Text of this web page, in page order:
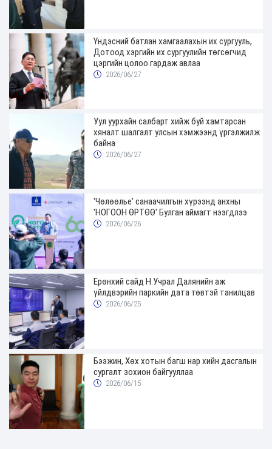
Үндэсний батлан хамгаалахын их сургууль,
Дотоод хэргийн их сургуулийн төгсөгчид
цэргийн цолоо гардаж авлаа
2026/06/27
Уул уурхайн салбарт хийж буй хамтарсан
хяналт шалгалт улсын хэмжээнд үргэлжилж
байна
2026/06/27
'Чөлөөлье' санаачилгын хүрээнд анхны
'НОГООН ӨРТӨӨ' Булган аймагт нээгдлээ
2026/06/26
Ерөнхий сайд Н.Учрал Далянийн аж
үйлдвэрийн паркийн дата төвтэй танилцав
2026/06/25
Бээжин, Хөх хотын багш нар хийн дасгалын
сургалт зохион байгууллаа
2026/06/15